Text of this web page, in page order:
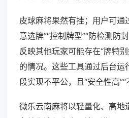
皮球麻将果然有挂；用户可通
意选牌”“控制牌型”“防检测防
反映其他玩家可能存在“牌特
的情况。这些工具通过后台运
段实现不平公，且“安全性高”“
微乐云南麻将以轻量化、高地